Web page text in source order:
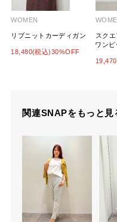
WOMEN
リブニットカーディガン
18,480(税込)30%OFF
スク
ワンピ
関連SNAPをもっと見